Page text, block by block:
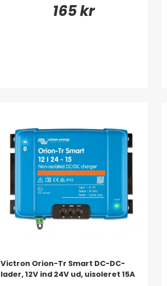
165 kr
Victron Orion-Tr Smart DC-DC-
lader, 12V ind 24V ud, uisoleret 15A